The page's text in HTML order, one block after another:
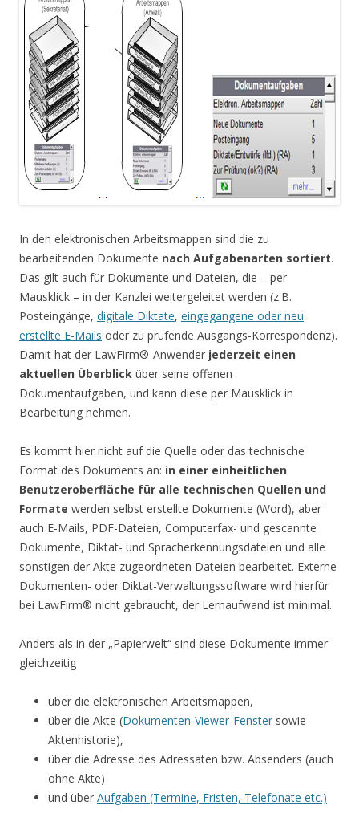
In den elektronischen Arbeitsmappen sind die zu
bearbeitenden Dokumente nach Aufgabenarten sortiert.
Das gilt auch für Dokumente und Dateien, die – per
Mausklick – in der Kanzlei weitergeleitet werden (z.B.
Posteingänge, digitale Diktate, eingegangene oder neu
erstellte E-Mails oder zu prüfende Ausgangs-Korrespondenz).
Damit hat der LawFirm®-Anwender jederzeit einen
aktuellen Überblick über seine offenen
Dokumentaufgaben, und kann diese per Mausklick in
Bearbeitung nehmen.
Es kommt hier nicht auf die Quelle oder das technische
Format des Dokuments an: in einer einheitlichen
Benutzeroberfläche für alle technischen Quellen und
Formate werden selbst erstellte Dokumente (Word), aber
auch E-Mails, PDF-Dateien, Computerfax- und gescannte
Dokumente, Diktat- und Spracherkennungsdateien und alle
sonstigen der Akte zugeordneten Dateien bearbeitet. Externe
Dokumenten- oder Diktat-Verwaltungssoftware wird hierfür
bei LawFirm® nicht gebraucht, der Lernaufwand ist minimal.
Anders als in der „Papierwelt“ sind diese Dokumente immer
gleichzeitig
über die elektronischen Arbeitsmappen,
über die Akte (Dokumenten-Viewer-Fenster sowie
Aktenhistorie),
über die Adresse des Adressaten bzw. Absenders (auch
ohne Akte)
und über Aufgaben (Termine, Fristen, Telefonate etc.)